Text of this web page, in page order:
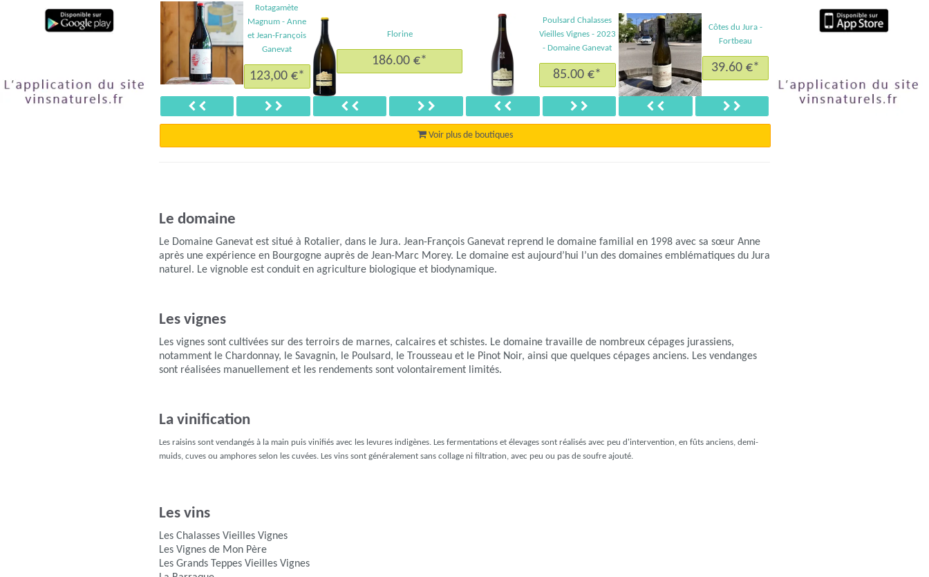
Rotagamète
Magnum - Anne
et Jean-François
Ganevat
123,00 €*
Suivant
Florine
186.00 €*
Suivant
Poulsard Chalasses
Vieilles Vignes - 2023
- Domaine Ganevat
85.00 €*
Suivant
Côtes du Jura -
Fortbeau
39.60 €*
Suivant
Voir plus de boutiques
Le domaine
Le Domaine Ganevat est situé à Rotalier, dans le Jura. Jean-François Ganevat reprend le domaine familial en 1998 avec sa sœur Anne
après une expérience en Bourgogne auprès de Jean-Marc Morey. Le domaine est aujourd’hui l’un des domaines emblématiques du Jura
naturel. Le vignoble est conduit en agriculture biologique et biodynamique.
Les vignes
Les vignes sont cultivées sur des terroirs de marnes, calcaires et schistes. Le domaine travaille de nombreux cépages jurassiens,
notamment le Chardonnay, le Savagnin, le Poulsard, le Trousseau et le Pinot Noir, ainsi que quelques cépages anciens. Les vendanges
sont réalisées manuellement et les rendements sont volontairement limités.
La vinification
Les raisins sont vendangés à la main puis vinifiés avec les levures indigènes. Les fermentations et élevages sont réalisés avec peu d'intervention, en fûts anciens, demi-
muids, cuves ou amphores selon les cuvées. Les vins sont généralement sans collage ni filtration, avec peu ou pas de soufre ajouté.
Les vins
Les Chalasses Vieilles Vignes
Les Vignes de Mon Père
Les Grands Teppes Vieilles Vignes